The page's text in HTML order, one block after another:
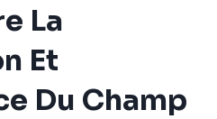
La
Et
Du Champ